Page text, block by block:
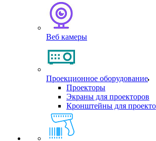
Веб камеры
Проекционное оборудование
Проекторы
Экраны для проекторов
Кронштейны для